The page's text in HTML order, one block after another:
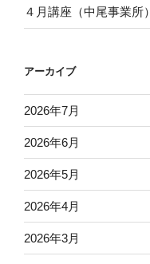
４月講座（中尾事業所）
アーカイブ
2026年7月
2026年6月
2026年5月
2026年4月
2026年3月